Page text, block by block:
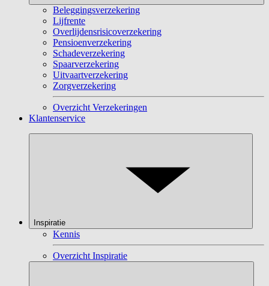
Beleggingsverzekering
Lijfrente
Overlijdensrisicoverzekering
Pensioenverzekering
Schadeverzekering
Spaarverzekering
Uitvaartverzekering
Zorgverzekering
Overzicht Verzekeringen
Klantenservice
Inspiratie
Kennis
Overzicht Inspiratie